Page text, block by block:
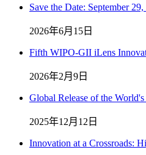
Save the Date: September
2026年6月15日
Fifth WIPO-GII iLens
2026年2月9日
Global Release of the
2025年12月12日
Innovation at a Crossroads: